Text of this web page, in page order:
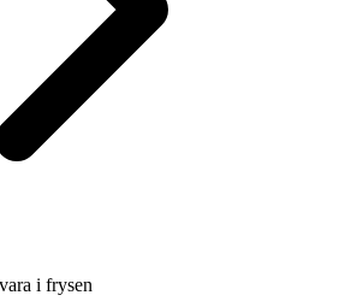
i frysen